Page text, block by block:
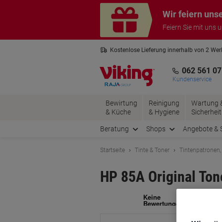
Wir feiern
Feiern Sie mit uns
Kostenlose Lieferung innerhalb von 2
062 561
Kundenservice
Bewirtung
& Küche
Reinigung
& Hygiene
Wartung
Sicherheit
Beratung Shops Angebote &
Startseite Tinte & Toner
HP 85A Original